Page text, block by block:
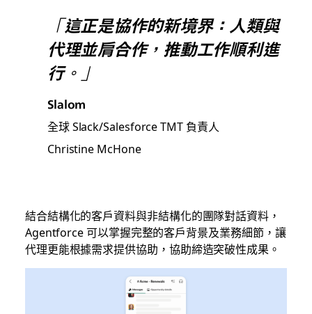
「這正是協作的新境界：人類與
代理並肩合作，推動工作順利進
行。」
Slalom
全球 Slack/Salesforce TMT 負責人
Christine McHone
結合結構化的客戶資料與非結構化的團隊對話資料，
Agentforce 可以掌握完整的客戶背景及業務細節，讓
代理更能根據需求提供協助，協助締造突破性成果。